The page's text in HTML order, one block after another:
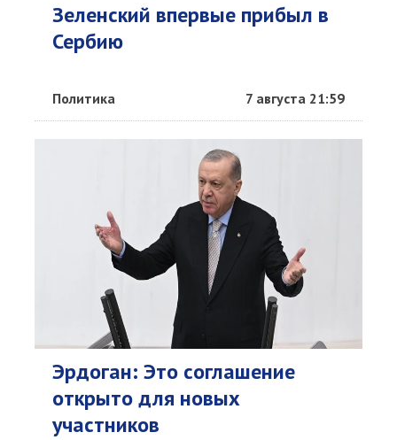
Зеленский впервые прибыл в
Сербию
Политика 7 августа 21:59
Эрдоган: Это соглашение
открыто для новых
участников